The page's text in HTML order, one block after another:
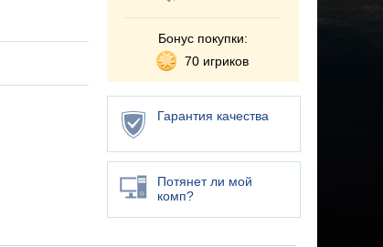
Бонус покупки:
70 игриков
Гарантия качества
Потянет ли мой
комп?